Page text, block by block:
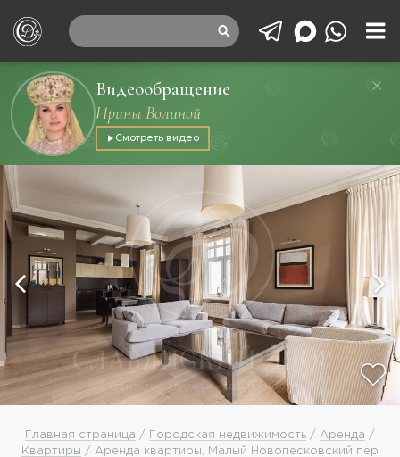
Видеообращение
Ирины Волиной
Смотреть видео
Главная страница / Городская недвижимость / Аренда /
Квартиры / Аренда квартиры, Малый Новопесковский пер